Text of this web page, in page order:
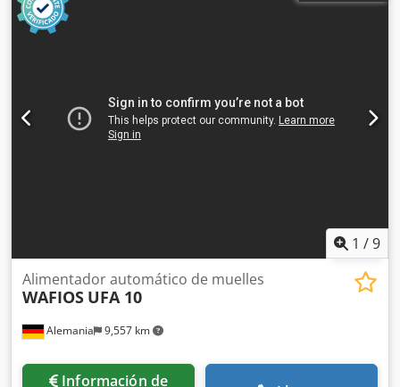
1 /9
Alemania 9,557 km
Alimentador automático de muelles
WAFIOS UFA 10
Información de